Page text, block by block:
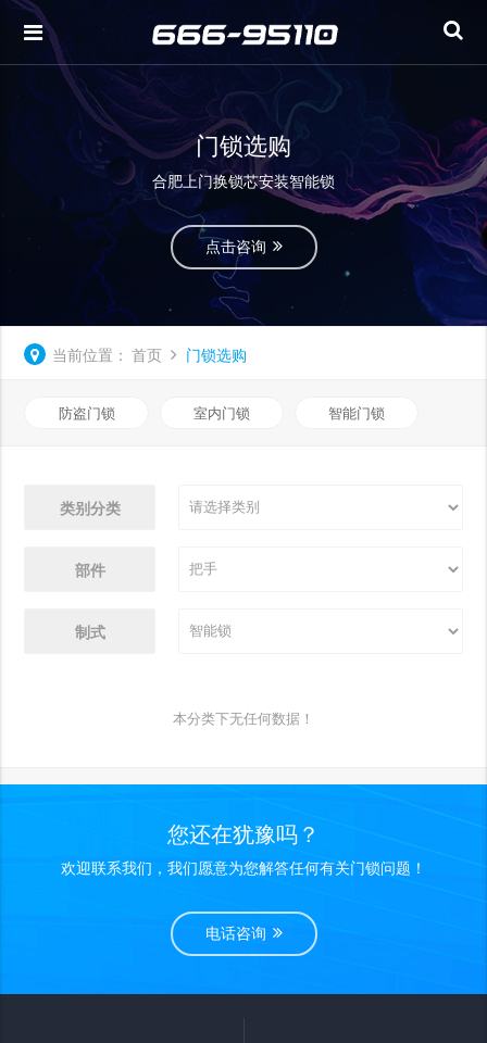
门锁选购
合肥上门换锁芯安装智能锁
点击咨询
当前位置： 首页 门锁选购
防盗门锁 室内门锁 智能门锁
类别分类
部件
制式
本分类下无任何数据！
您还在犹豫吗？
欢迎联系我们，我们愿意为您解答任何有关门锁问题！
电话咨询